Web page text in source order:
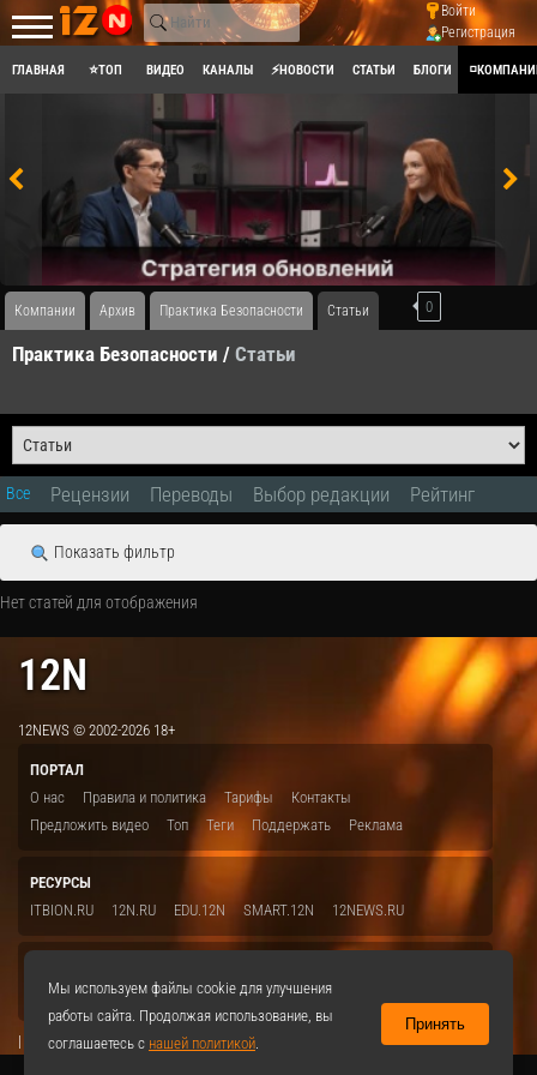
Войти
Регистрация
ГЛАВНАЯ ⭐ТОП ВИДЕО КАНАЛЫ ⚡НОВОСТИ СТАТЬИ БЛОГИ
Компании Архив Практика Безопасности Статьи
Практика Безопасности / Статьи
0
Все Рецензии Переводы Выбор редакции Рейтинг
Показать фильтр
Нет статей для отображения
12N
12NEWS © 2002-2026 18+
ПОРТАЛ
О нас
Правила и политика Тарифы
Контакты
Предложить видео
Топ Теги Поддержать Реклама
РЕСУРСЫ
ITBION.RU
12N.RU EDU.12N SMART.12N 12NEWS.RU
VKontakte
|
Мы используем файлы cookie для улучшения
работы сайта. Продолжая использование, вы
соглашаетесь с нашей политикой.
Принять